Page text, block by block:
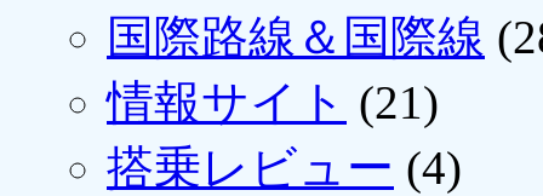
国際路線＆国際線
情報サイト (21)
搭乗レビュー (4)